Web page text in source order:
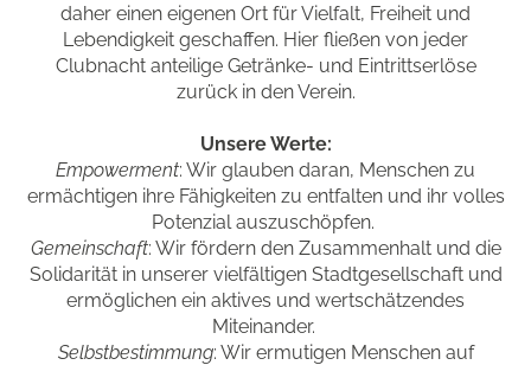
daher einen eigenen Ort für Vielfalt, Freiheit und
Lebendigkeit geschaffen. Hier fließen von jeder
Clubnacht anteilige Getränke- und Eintrittserlöse
zurück in den Verein.
Unsere Werte:
Empowerment: Wir glauben daran, Menschen zu
ermächtigen ihre Fähigkeiten zu entfalten und ihr volles
Potenzial auszuschöpfen.
Gemeinschaft: Wir fördern den Zusammenhalt und die
Solidarität in unserer vielfältigen Stadtgesellschaft und
ermöglichen ein aktives und wertschätzendes
Miteinander.
Selbstbestimmung: Wir ermutigen Menschen auf